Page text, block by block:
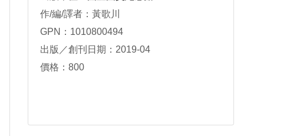
作/編/譯者：黃歌川
GPN：1010800494
出版／創刊日期：2019-04
價格：800